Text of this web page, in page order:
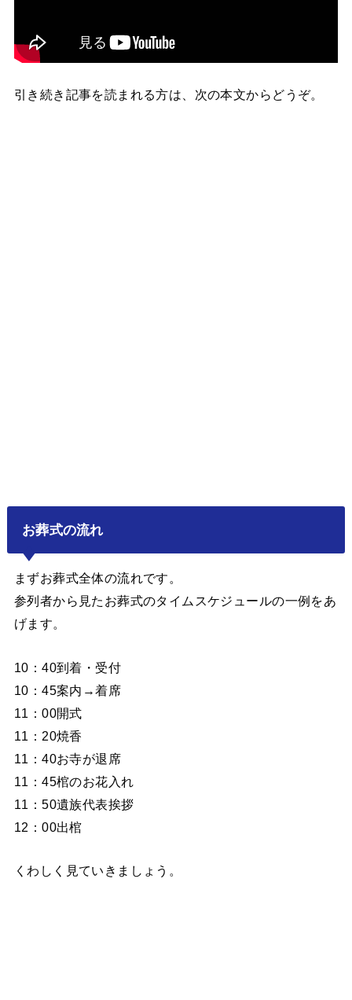
引き続き記事を読まれる方は、次の本文からどうぞ。
お葬式の流れ
まずお葬式全体の流れです。
参列者から見たお葬式のタイムスケジュールの一例をあ
げます。
10：40到着・受付
10：45案内→着席
11：00開式
11：20焼香
11：40お寺が退席
11：45棺のお花入れ
11：50遺族代表挨拶
12：00出棺
くわしく見ていきましょう。